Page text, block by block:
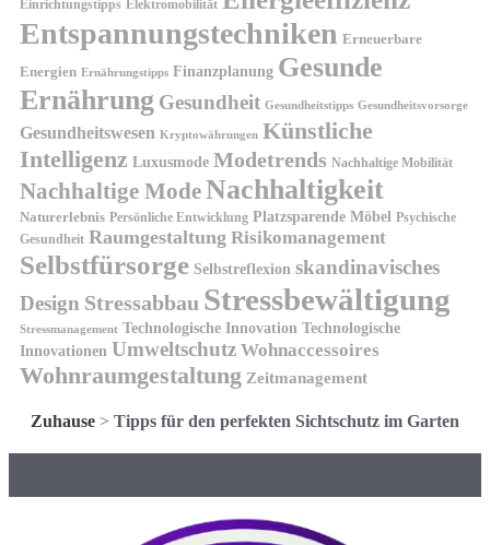
Einrichtungstipps Elektromobilität
Entspannungstechniken Erneuerbare
Energien Ernährungstipps Finanzplanung Gesunde
Ernährung Gesundheit Gesundheitstipps Gesundheitsvorsorge
Gesundheitswesen Kryptowährungen Künstliche
Intelligenz Luxusmode Modetrends Nachhaltige Mobilität
Nachhaltige ModeNachhaltigkeit
Naturerlebnis Persönliche Entwicklung Platzsparende Möbel Psychische
Gesundheit Raumgestaltung Risikomanagement
Selbstfürsorge Selbstreflexion skandinavisches
Design Stressabbau Stressbewältigung
Stressmanagement Technologische Innovation Technologische
Innovationen Umweltschutz Wohnaccessoires
Wohnraumgestaltung Zeitmanagement
Zuhause > Tipps für den perfekten Sichtschutz im Garten